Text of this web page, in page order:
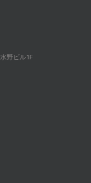
野ビル1F